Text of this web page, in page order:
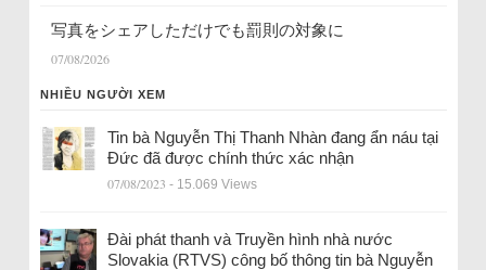
写真をシェアしただけでも罰則の対象に
07/08/2026
NHIỀU NGƯỜI XEM
Tin bà Nguyễn Thị Thanh Nhàn đang ẩn náu tại
Đức đã được chính thức xác nhận
07/08/2023 - 15.069 Views
Đài phát thanh và Truyền hình nhà nước
Slovakia (RTVS) công bố thông tin bà Nguyễn